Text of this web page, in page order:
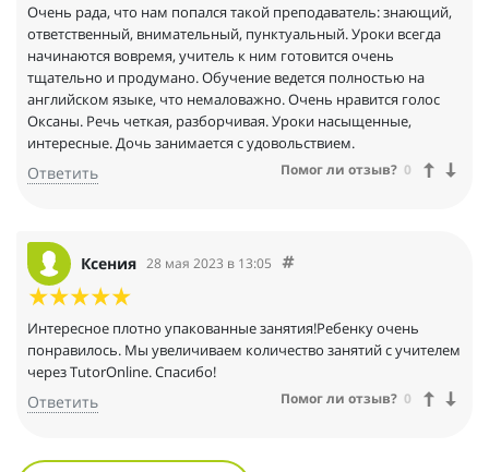
Очень рада, что нам попался такой преподаватель: знающий,
ответственный, внимательный, пунктуальный. Уроки всегда
начинаются вовремя, учитель к ним готовится очень
тщательно и продумано. Обучение ведется полностью на
английском языке, что немаловажно. Очень нравится голос
Оксаны. Речь четкая, разборчивая. Уроки насыщенные,
интересные. Дочь занимается с удовольствием.
Ответить Помог ли отзыв? 0
Ксения 28 мая 2023 в 13:05
Интересное плотно упакованные занятия!Ребенку очень
понравилось. Мы увеличиваем количество занятий с учителем
через TutorOnline. Спасибо!
Ответить Помог ли отзыв? 0